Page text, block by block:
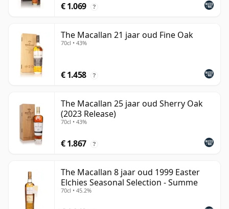
€ 1.069 ?
The Macallan 21 jaar oud Fine Oak
70cl • 43%
€ 1.458 ?
The Macallan 25 jaar oud Sherry Oak
(2023 Release)
70cl • 43%
€ 1.867 ?
The Macallan 8 jaar oud 1999 Easter
Elchies Seasonal Selection - Summe
70cl • 45.2%